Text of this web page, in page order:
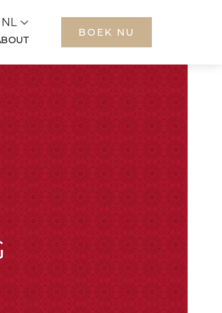
PROMOTIECODE
Language
BOEK NU